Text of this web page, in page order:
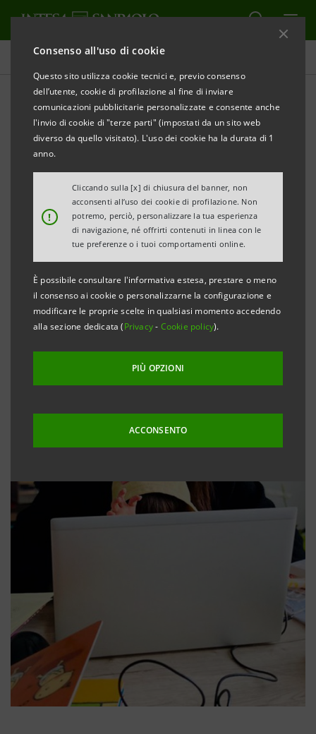
Consenso all'uso di cookie
Questo sito utilizza cookie tecnici e, previo consenso
dell’utente, cookie di profilazione al fine di inviare
comunicazioni pubblicitarie personalizzate e consente anche
l'invio di cookie di "terze parti" (impostati da un sito web
diverso da quello visitato). L'uso dei cookie ha la durata di 1
anno.
!
Cliccando sulla [x] di chiusura del banner, non
acconsenti all’uso dei cookie di profilazione. Non
potremo, perciò, personalizzare la tua esperienza
di navigazione, né offrirti contenuti in linea con le
tue preferenze o i tuoi comportamenti online.
È possibile consultare l'informativa estesa, prestare o meno
il consenso ai cookie o personalizzarne la configurazione e
modificare le proprie scelte in qualsiasi momento accedendo
alla sezione dedicata (Privacy- Cookie policy).
PIÙ OPZIONI
ACCONSENTO
Tutti i progetti
SOSTENIBILITÀ
Sostenere i genitori che
lavorano